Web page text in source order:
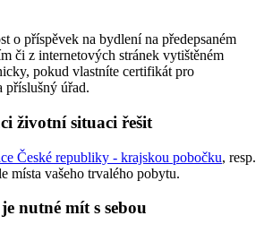
o příspěvek na bydlení na předepsaném
či z internetových stránek vytištěném
pokud vlastníte certifikát pro
příslušný úřad.
životní situaci řešit
České republiky - krajskou pobočku, resp.
místa vašeho trvalého pobytu.
nutné mít s sebou